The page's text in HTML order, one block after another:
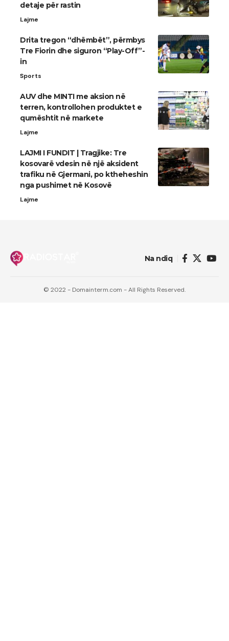
detaje për rastin
Lajme
Drita tregon “dhëmbët”, përmbys
Tre Fiorin dhe siguron “Play-Off”-
in
Sports
AUV dhe MINTI me aksion në
terren, kontrollohen produktet e
qumështit në markete
Lajme
LAJMI I FUNDIT | Tragjike: Tre
kosovarë vdesin në një aksident
trafiku në Gjermani, po ktheheshin
nga pushimet në Kosovë
Lajme
Na ndiq
© 2022 - Domainterm.com - All Rights Reserved.